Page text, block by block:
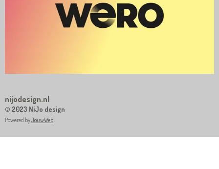
nijodesign.nl
© 2023 NiJo design
Powered byJouwWeb